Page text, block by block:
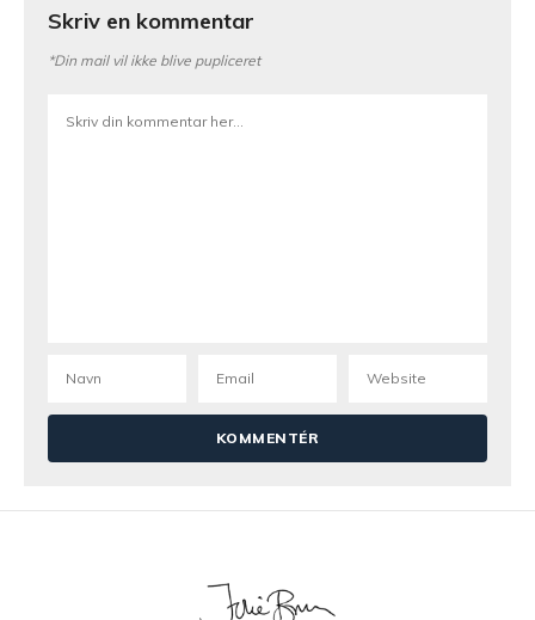
kogt på dåse – så jeg har bare købt almindelig
duer det ikke? Mvh Sophie
3. juni 2019 kl. 07:32
Ja du kan sagtens bruge en anden slags. Dog er
bruger mozzarella f.eks. Så skal der nok tilsættes
Skriv en kommentar
*Din mail vil ikke blive pupliceret